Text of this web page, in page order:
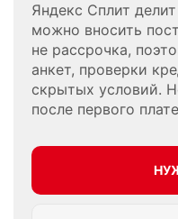
Яндекс Сплит
можно вносить
не рассрочка,
анкет, проверки
скрытых условий.
после первого